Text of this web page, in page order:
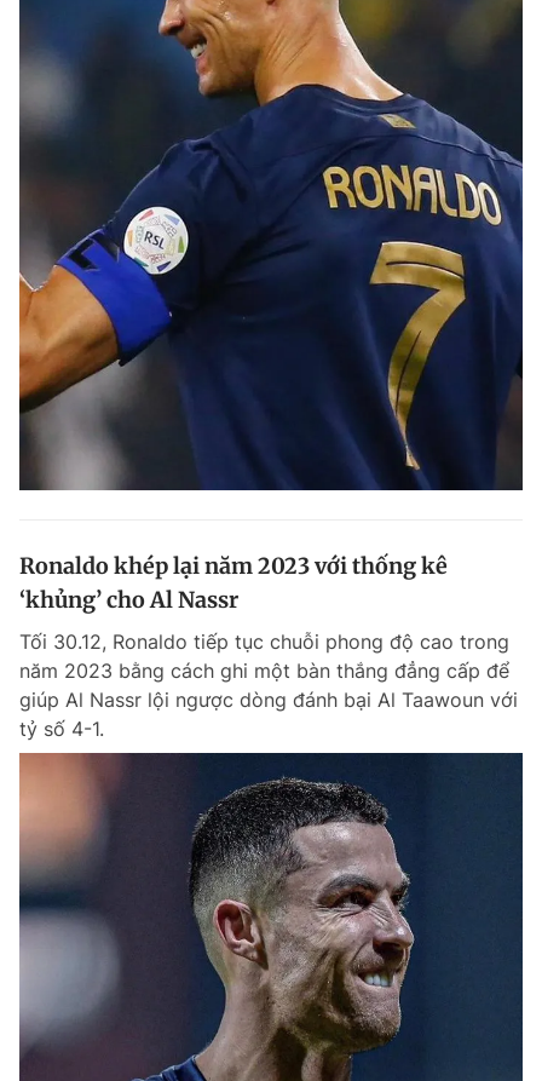
Ronaldo khép lại năm 2023 với thống kê
‘khủng’ cho Al Nassr
Tối 30.12, Ronaldo tiếp tục chuỗi phong độ cao trong
năm 2023 bằng cách ghi một bàn thắng đẳng cấp để
giúp Al Nassr lội ngược dòng đánh bại Al Taawoun với
tỷ số 4-1.